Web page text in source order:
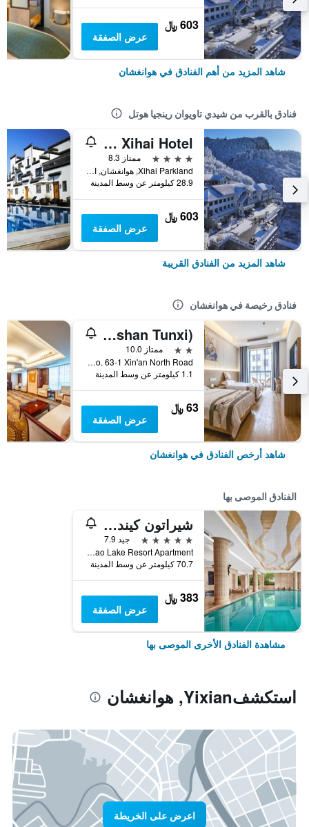
603 ﷼
عرض الصفقة
شاهد المزيد من أهم الفنادق في هوانغشان
فنادق بالقرب من شيدي تاويوان رينجيا هوتل
Huangshan Xihai Hotel
4 نجوم
ممتاز 8.3
Xihai Parkland, هوانغشان, الصين
28.9 كيلومتر عن وسط المدينة
603 ﷼
عرض الصفقة
شاهد المزيد من الفنادق القريبة
فنادق رخيصة في هوانغشان
Xinyu Holiday Hotel (Huangshan Tunxi)
2 نجمتين
ممتاز 10.0
No. 63-1 Xin'an North Road, هوانغشان, الصين
1.1 كيلومتر عن وسط المدينة
63 ﷼
عرض الصفقة
شاهد أرخص الفنادق في هوانغشان
الفنادق الموصى بها
شيراتون كينداو ليك ريزورت
5 نجوم
جيد 7.9
Building 2, Qiandao Lake Resort Apartment, هوانغشان, الصين
70.7 كيلومتر عن وسط المدينة
383 ﷼
عرض الصفقة
مشاهدة الفنادق الأخرى الموصى بها
استكشفYixian, هوانغشان
اعرض على الخريطة